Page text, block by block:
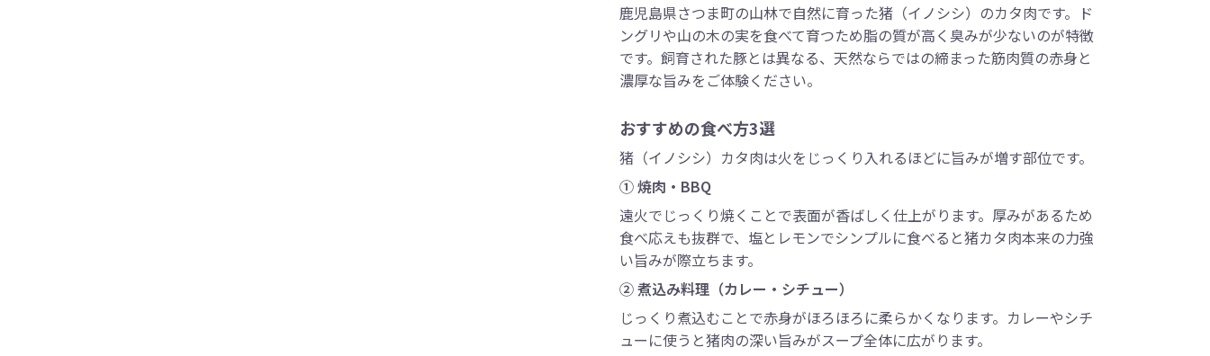
鹿児島県さつま町の山林で自然に育った猪（イノシシ）のカタ肉です。ド
ングリや山の木の実を食べて育つため脂の質が高く臭みが少ないのが特徴
です。飼育された豚とは異なる、天然ならではの締まった筋肉質の赤身と
濃厚な旨みをご体験ください。
おすすめの食べ方3選
猪（イノシシ）カタ肉は火をじっくり入れるほどに旨みが増す部位です。
① 焼肉・BBQ
遠火でじっくり焼くことで表面が香ばしく仕上がります。厚みがあるため
食べ応えも抜群で、塩とレモンでシンプルに食べると猪カタ肉本来の力強
い旨みが際立ちます。
② 煮込み料理（カレー・シチュー）
じっくり煮込むことで赤身がほろほろに柔らかくなります。カレーやシチ
ューに使うと猪肉の深い旨みがスープ全体に広がります。